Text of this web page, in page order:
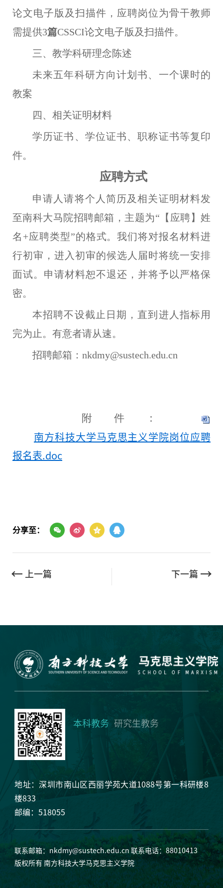
论文电子版及扫描件，应聘岗位为骨干教师
需提供3篇CSSCI论文电子版及扫描件。
三、教学科研理念陈述
未来五年科研方向计划书、一个课时的
教案
四、相关证明材料
学历证书、学位证书、职称证书等复印
件。
应聘方式
申请人请将个人简历及相关证明材料发
至南科大马院招聘邮箱，主题为“【应聘】姓
名+应聘类型”的格式。我们将对报名材料进
行初审，进入初审的候选人届时将统一安排
面试。申请材料恕不退还，并将予以严格保
密。
本招聘不设截止日期，直到进人指标用
完为止。有意者请从速。
招聘邮箱： nkdmy@sustech.edu.cn
附件：
南方科技大学马克思主义学院岗位应聘
报名表.doc
分享至：
上一篇 下一篇
本科教务 研究生教务
地址：深圳市南山区西丽学苑大道1088号第一科研楼8
楼833
邮编：518055
联系邮箱： nkdmy@sustech.edu.cn 联系电话：88010413
版权所有 南方科技大学马克思主义学院